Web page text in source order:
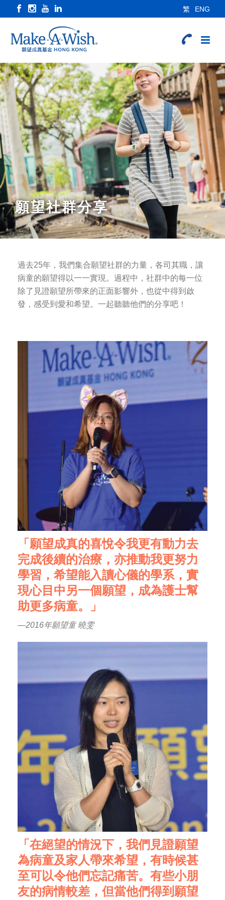
繁 ENG
願望社群分享
過去25年，我們集合願望社群的力量，各司其職，讓
病童的願望得以一一實現。過程中，社群中的每一位
除了見證願望所帶來的正面影響外，也從中得到啟
發，感受到愛和希望。一起聽聽他們的分享吧！
「願望成真的喜悅令我更有動力去
完成後續的治療，亦推動我更努力
學習，希望能入讀心儀的學系，實
現心目中另一個願望，成為護士幫
助更多病童。」
—2016年願望童 曉雯
「在絕望的情況下，我們見證願望
為病童及家人帶來希望，有時候甚
至可以令他們忘記痛苦。有些小朋
友的病情較差，但當他們得到願望